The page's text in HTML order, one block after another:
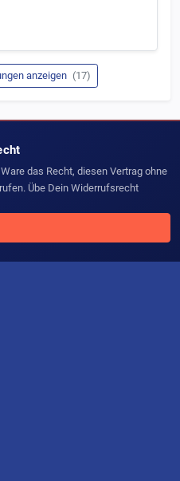
anzeigen (17)
das Recht, diesen Vertrag ohne
Übe Dein Widerrufsrecht